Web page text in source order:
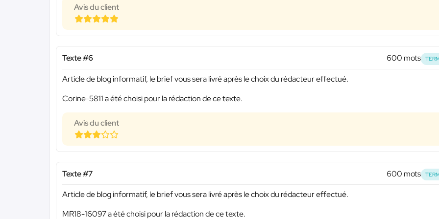
Avis du client
Texte #6 600 mots
Article de blog informatif, le brief vous sera livré après le choix du rédacteur effectué.
Corine-5811 a été choisi pour la rédaction de ce texte.
Avis du client
Texte #7 600 mots
Article de blog informatif, le brief vous sera livré après le choix du rédacteur effectué.
MR18-16097 a été choisi pour la rédaction de ce texte.